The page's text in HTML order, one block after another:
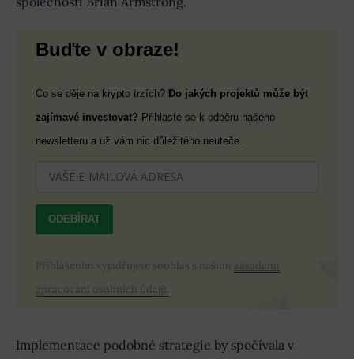
Buďte v obraze!
Co se děje na krypto trzích? Do jakých projektů může být
zajímavé investovat? Přihlaste se k odběru našeho
newsletteru a už vám nic důležitého neuteče.
ODEBÍRAT
Přihlášením vyjadřujete souhlas s našimi zásadami
zpracování osobních údajů.
Implementace podobné strategie by spočívala v